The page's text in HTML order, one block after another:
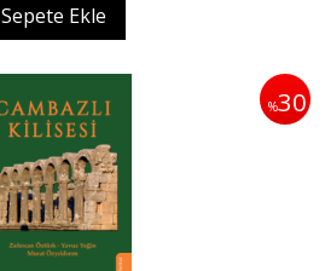
Sepete Ekle
%30